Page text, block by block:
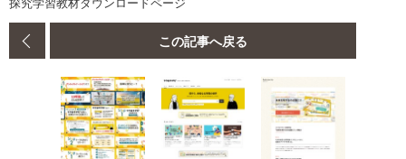
探究学習教材ダウンロードページ
この記事へ戻る